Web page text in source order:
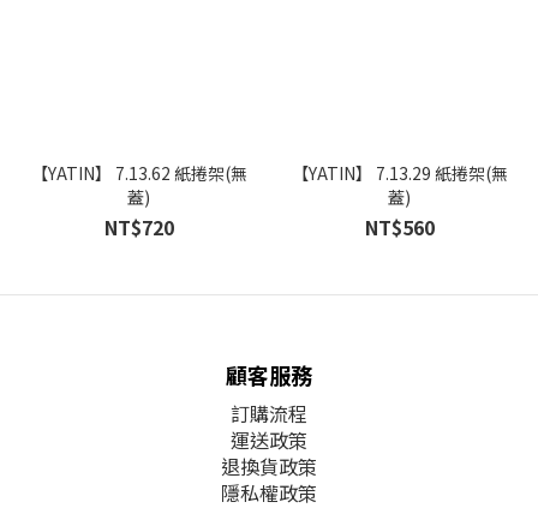
【YATIN】 7.13.62 紙捲架(無
蓋)
NT$720
【YATIN】 7.13.29 紙捲架(無
蓋)
NT$560
顧客服務
訂購流程
運送政策
退換貨政策
隱私權政策